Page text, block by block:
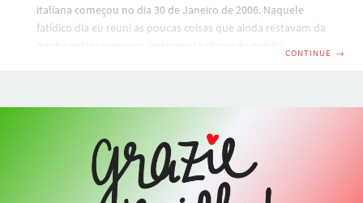
italiana começou no dia 30 de Janeiro de 2006. Naquele
fatídico dia eu reuni as poucas coisas que ainda restavam da
contratado como professor de informática, depois que um
CONTINUE →